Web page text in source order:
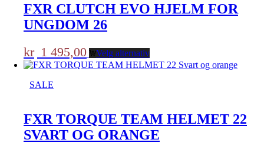
295,00.
495,00.
FXR CLUTCH EVO HJELM FOR
UNGDOM 26
kr 1 495,00 Velg alternativ
SALE
FXR TORQUE TEAM HELMET 22
SVART OG ORANGE